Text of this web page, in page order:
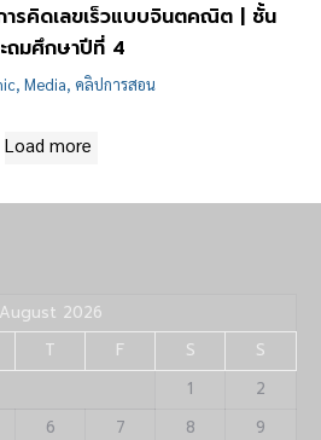
ารคิดเลขเร็วแบบจินตคณิต | ชั้น
ถมศึกษาปีที่ 4
, Media, คลิปการสอน
Load more
August 2026
T F S
S
1
2
6 7 8
9